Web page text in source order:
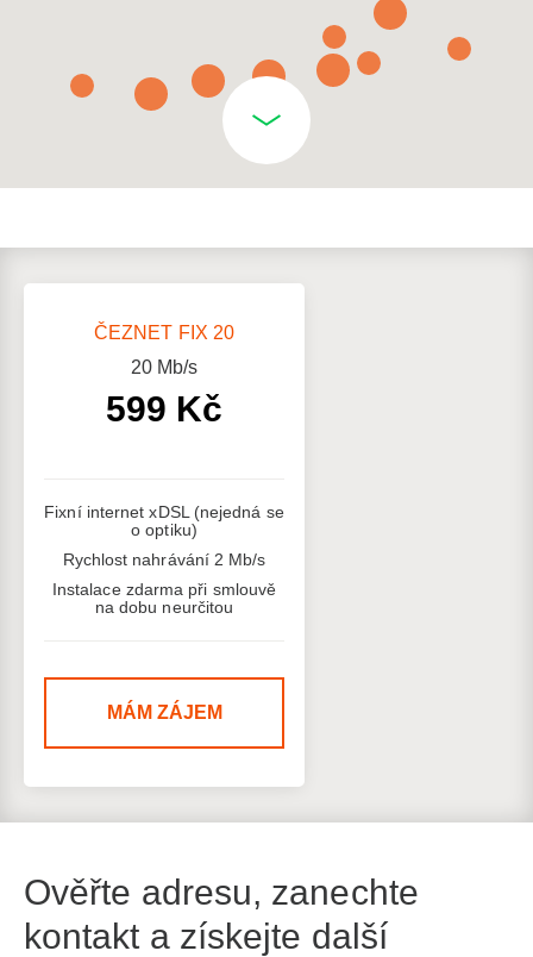
ČEZNET FIX 20
20Mb/s
599 Kč
Fixní internet xDSL (nejedná se
o optiku)
Rychlost nahrávání 2 Mb/s
Instalace zdarma při smlouvě
na dobu neurčitou
MÁM ZÁJEM
Ověřte adresu, zanechte
kontakt a získejte další